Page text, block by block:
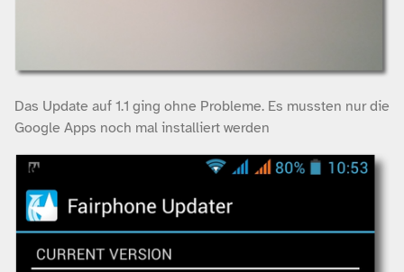
Das Update auf 1.1 ging ohne Probleme. Es mussten nur die
Google Apps noch mal installiert werden